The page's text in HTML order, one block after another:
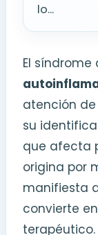
lo...
El síndrome
atención
su
que afecta
origina por
manifiesta
convierte
terapéutico.